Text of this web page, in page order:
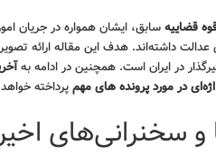
قضاییهسابق، ایشان همواره در جریان
داشته‌اند. هدف این مقاله ارائه
در ایران است. همچنین در ادامه به
در مورد پرونده های مهمپرداخته
و سخنرانی‌های